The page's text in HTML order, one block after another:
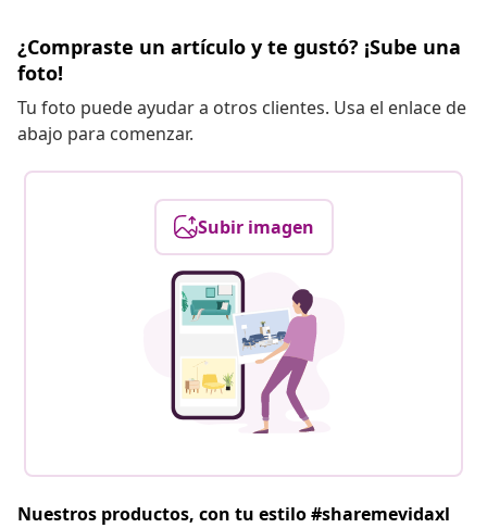
¿Compraste un artículo y te gustó? ¡Sube una
foto!
Tu foto puede ayudar a otros clientes. Usa el enlace de
abajo para comenzar.
Subir imagen
Nuestros productos, con tu estilo #sharemevidaxl